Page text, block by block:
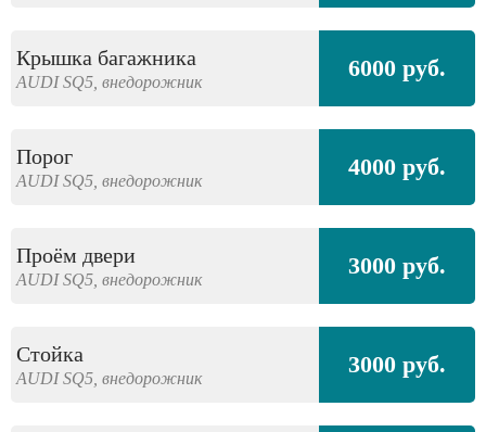
Крышка багажника
AUDISQ5, внедорожник 6000 руб.
Порог
AUDISQ5, внедорожник 4000 руб.
Проём двери
AUDISQ5, внедорожник 3000 руб.
Стойка
AUDISQ5, внедорожник 3000 руб.